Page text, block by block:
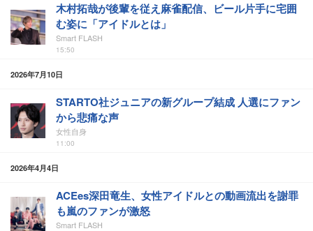
木村拓哉が後輩を従え麻雀配信、ビール片手に宅囲
む姿に「アイドルとは」
Smart FLASH
15:50
2026年7月10日
STARTO社ジュニアの新グループ結成 人選にファン
から悲痛な声
女性自身
11:00
2026年4月4日
ACEes深田竜生、女性アイドルとの動画流出を謝罪
も嵐のファンが激怒
Smart FLASH